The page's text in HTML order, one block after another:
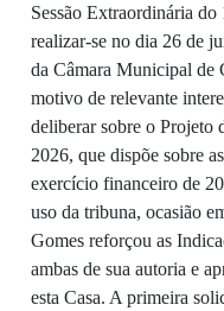
Sessão Extraordinária
realizar-se no dia 26 de
da Câmara Municipal de
motivo de relevante
deliberar sobre o Projeto
2026, que dispõe sobre
exercício financeiro de
uso da tribuna, ocasião
Gomes reforçou as
ambas de sua autoria e
esta Casa. A primeira